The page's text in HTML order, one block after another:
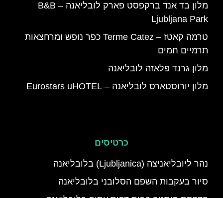
מלון בד אנד ברקפסט פארק לובליאנה – B&B
Ljubljana Park
טרמה קאטז – Terme Catez כפר נופש ומרחצאות
תרמיים חמים
מלון גרנד פלאזה לובליאנה
מלון יורוסטארס לובליאנה – Eurostars uHOTEL
כרטיסים
נהר ליובליאניצה (Ljubljanica) בלובליאנה
סיור בעקבות השפם הסלובני בלובליאנה